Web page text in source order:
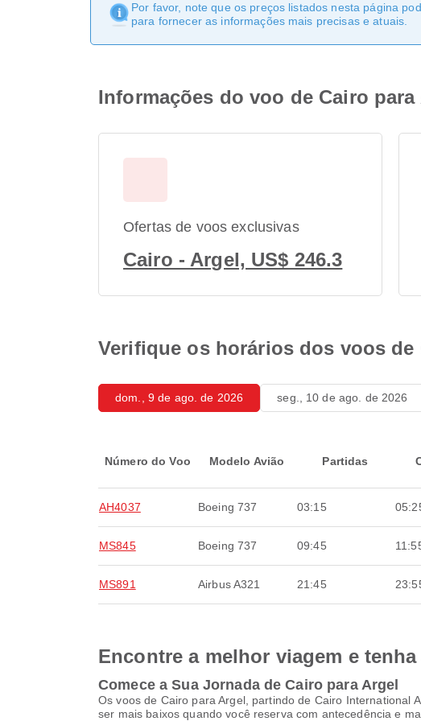
Por favor, note que os preços listados nesta página
para fornecer as informações mais precisas e atuais.
Informações do voo de Cairo para
Ofertas de voos exclusivas
Cairo - Argel, US$ 246.3
Verifique os horários dos voos de
dom., 9 de ago. de 2026 seg., 10 de ago. de 2026
Número do Voo Modelo Avião Partidas
AH4037 Boeing 737 03:15
MS845 Boeing 737 09:45
MS891 Airbus A321 21:45
Encontre a melhor viagem e
Comece a Sua Jornada de Cairo para Argel
Os voos de Cairo para Argel, partindo de Cairo International
ser mais baixos quando você reserva com antecedência e